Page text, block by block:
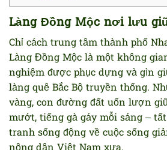
Làng Đồng Mộc nơi lưu
Chỉ cách trung tâm thành phố
Làng Đồng Mộc là một không
nghiệm được phục dựng và gìn
làng quê Bắc Bộ truyền thống.
vàng, con đường đất uốn lượn
mướt, tiếng gà gáy mỗi sáng –
tranh sống động về cuộc sống